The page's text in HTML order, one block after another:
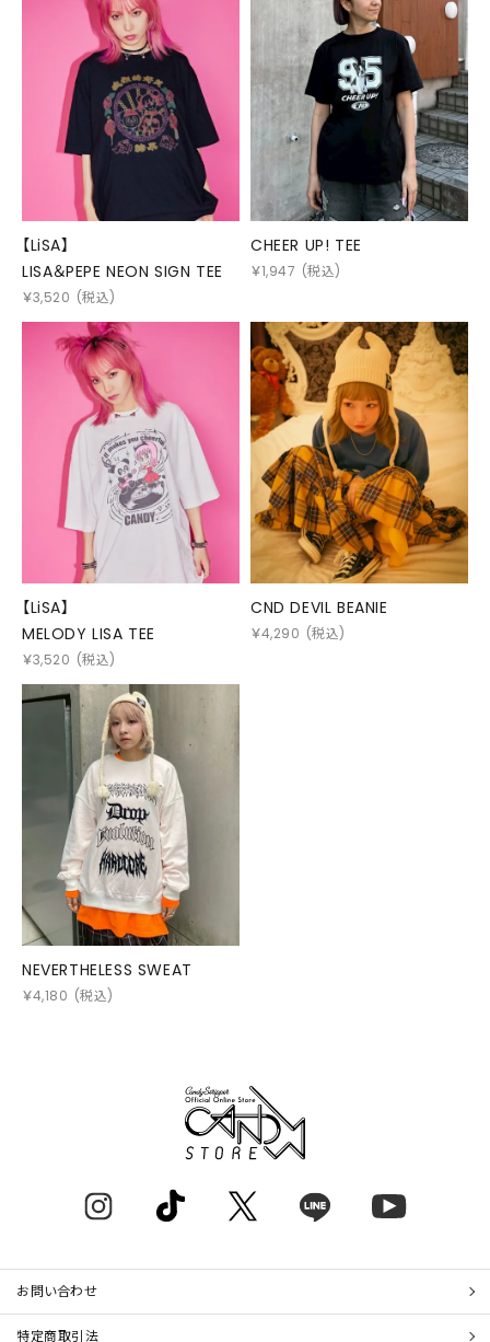
【LiSA】
LISA＆PEPE NEON SIGN TEE
￥3,520 (税込)
CHEER UP! TEE
￥1,947 (税込)
【LiSA】
MELODY LISA TEE
￥3,520 (税込)
CND DEVIL BEANIE
￥4,290 (税込)
NEVERTHELESS SWEAT
￥4,180 (税込)
お問い合わせ
特定商取引法